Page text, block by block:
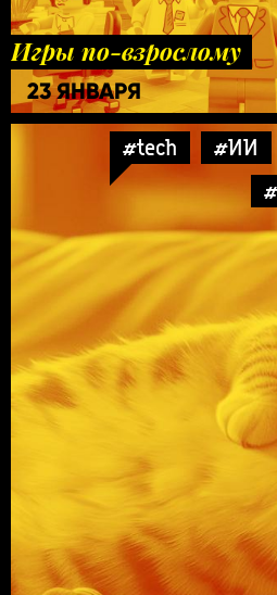
Игры по-взрослому
23 ЯНВАРЯ
#tech #ИИ